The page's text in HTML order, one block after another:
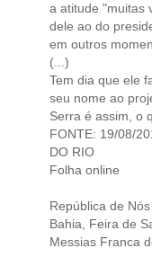
a atitude "muitas
dele ao do
em outros
(...)
Tem dia que ele
seu nome ao
Serra é assim, o
FONTE: 19/08/
DO RIO
Folha online
República de
Bahia, Feira de
Messias Franca